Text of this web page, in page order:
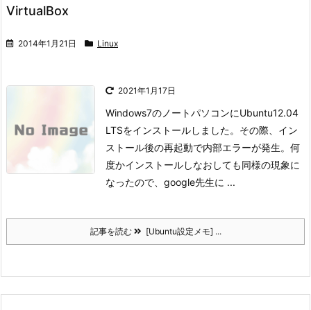
VirtualBox
2014年1月21日 Linux
2021年1月17日
Windows7のノートパソコンにUbuntu12.04
LTSをインストールしました。 その際、イン
ストール後の再起動で内部エラーが発生。 何
度かインストールしなおしても同様の現象に
なったので、google先生に ...
記事を読む [Ubuntu設定メモ] ...